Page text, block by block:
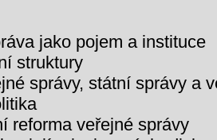
jako pojem a instituce
struktury
správy, státní správy a
reforma veřejné správy